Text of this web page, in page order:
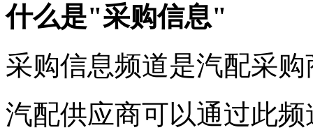
什么是"采购信息"
采购信息频道是汽配采
汽配供应商可以通过此